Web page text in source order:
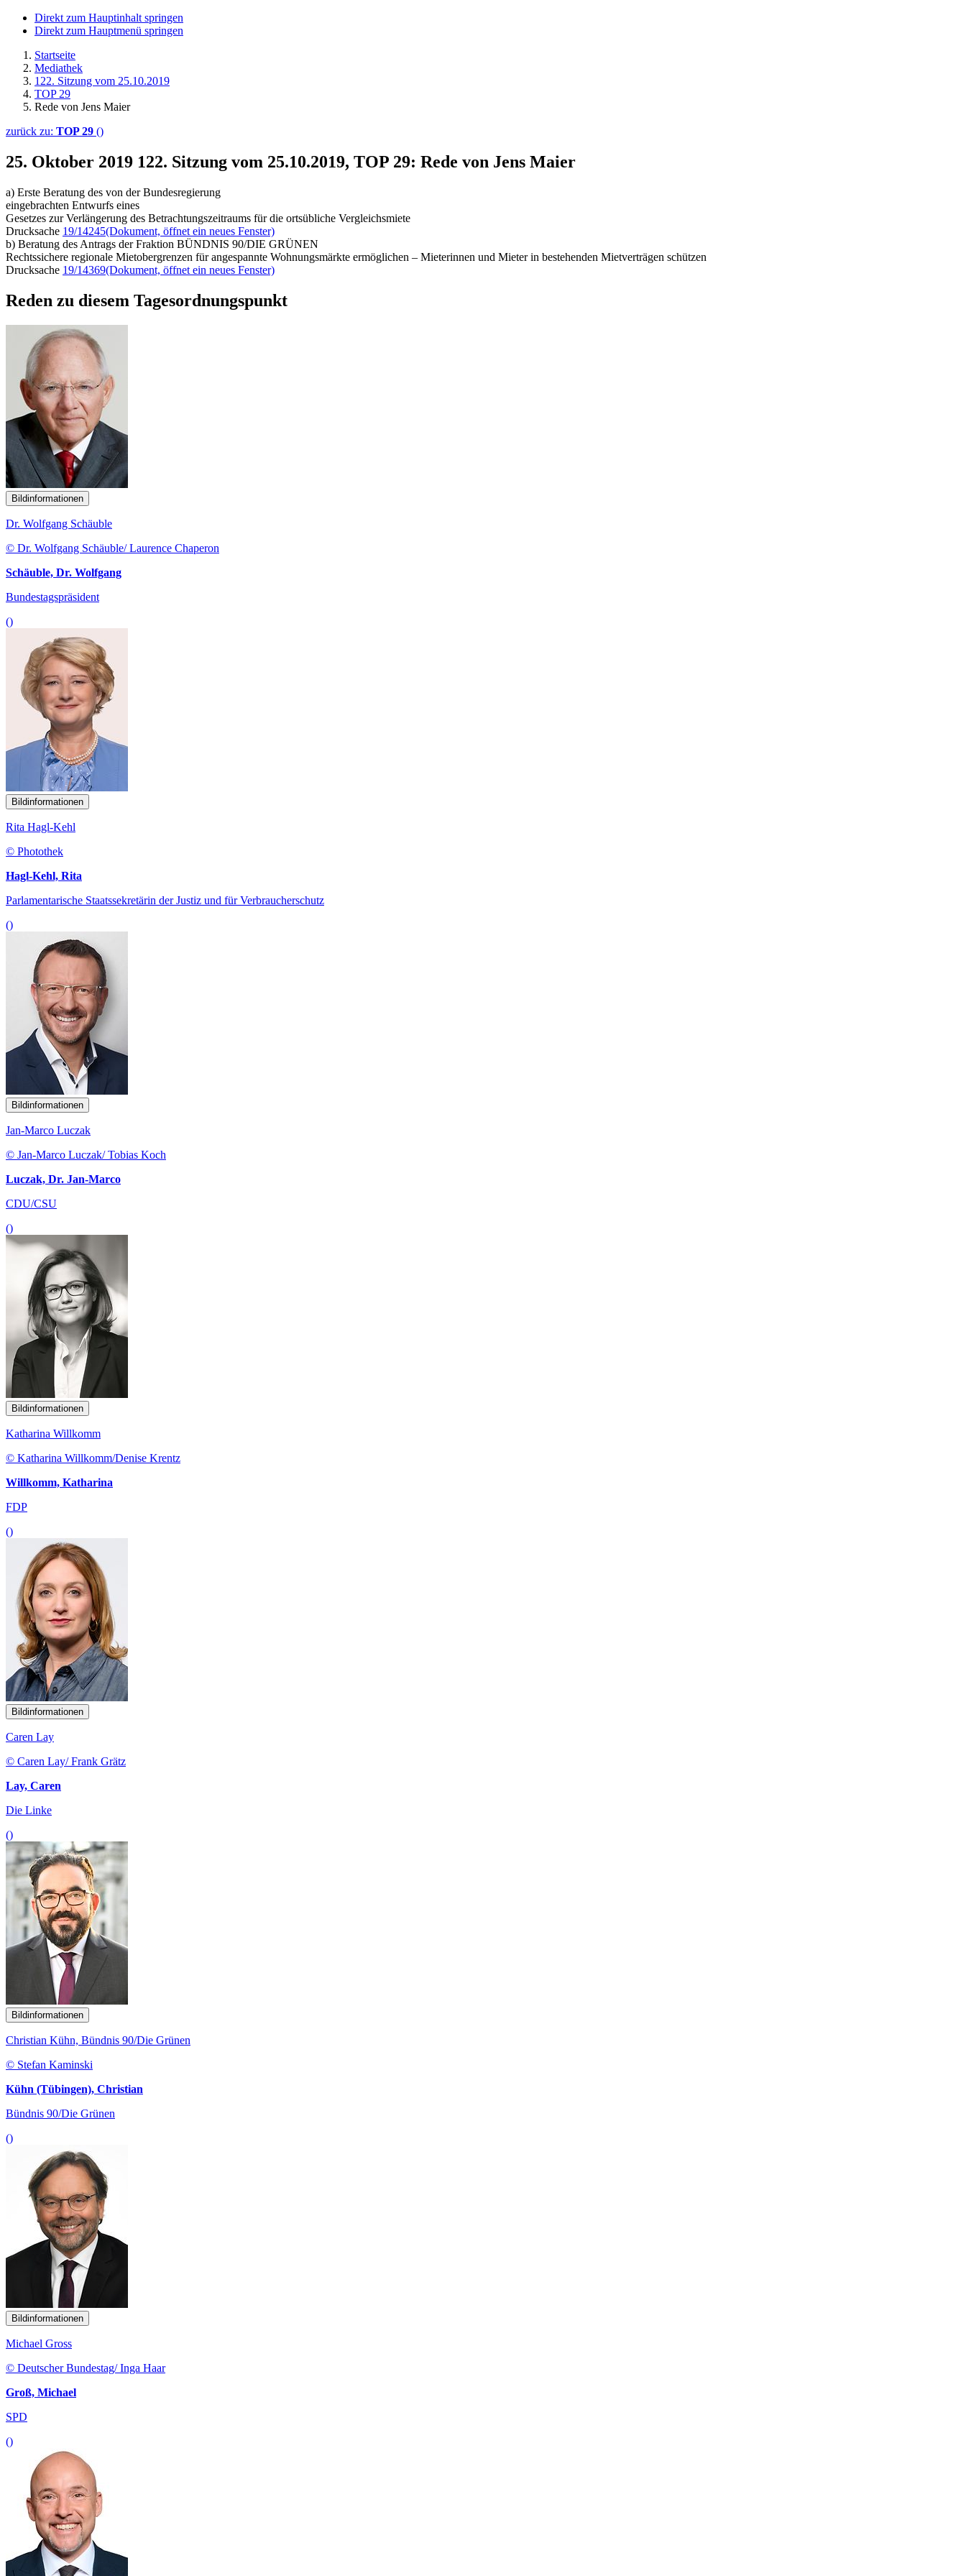
Direkt zum Hauptinhalt springen
Direkt zum Hauptmenü springen
Startseite
Mediathek
122. Sitzung vom 25.10.2019
TOP 29
Rede von Jens Maier
zurück zu: TOP 29 ()
25. Oktober 2019 122. Sitzung vom 25.10.2019, TOP 29: Rede von Jens Maier
a) Erste Beratung des von der Bundesregierung
eingebrachten Entwurfs eines
Gesetzes zur Verlängerung des Betrachtungszeitraums für die ortsübliche Vergleichsmiete
Drucksache 19/14245(Dokument, öffnet ein neues Fenster)
b) Beratung des Antrags der Fraktion BÜNDNIS 90/DIE GRÜNEN
Rechtssichere regionale Mietobergrenzen für angespannte Wohnungsmärkte ermöglichen – Mieterinnen und Mieter in bestehenden Mietverträgen schützen
Drucksache 19/14369(Dokument, öffnet ein neues Fenster)
Reden zu diesem Tagesordnungspunkt
Bildinformationen
Dr. Wolfgang Schäuble
© Dr. Wolfgang Schäuble/ Laurence Chaperon
Schäuble, Dr. Wolfgang
Bundestagspräsident
()
Bildinformationen
Rita Hagl-Kehl
© Photothek
Hagl-Kehl, Rita
Parlamentarische Staatssekretärin der Justiz und für Verbraucherschutz
()
Bildinformationen
Jan-Marco Luczak
© Jan-Marco Luczak/ Tobias Koch
Luczak, Dr. Jan-Marco
CDU/CSU
()
Bildinformationen
Katharina Willkomm
© Katharina Willkomm/Denise Krentz
Willkomm, Katharina
FDP
()
Bildinformationen
Caren Lay
© Caren Lay/ Frank Grätz
Lay, Caren
Die Linke
()
Bildinformationen
Christian Kühn, Bündnis 90/Die Grünen
© Stefan Kaminski
Kühn (Tübingen), Christian
Bündnis 90/Die Grünen
()
Bildinformationen
Michael Gross
© Deutscher Bundestag/ Inga Haar
Groß, Michael
SPD
()